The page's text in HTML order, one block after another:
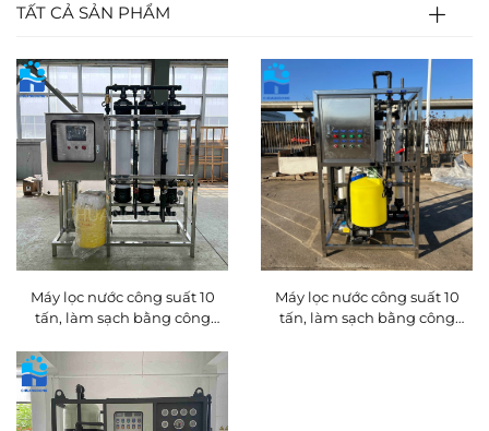
TẤT CẢ SẢN PHẨM
Máy lọc nước công suất 10
tấn, làm sạch bằng công
kiểu hai lần lọc, công suất
20.000 lít, đang được bán
Máy lọc nước công suất 10
tấn, làm sạch bằng công